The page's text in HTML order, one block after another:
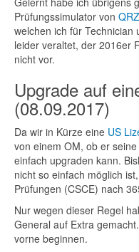
Prüfungssimulator von
welchen ich für
leider veraltet, der 2016er
nicht vor.
Upgrade auf
(08.09.2017)
Da wir in Kürze eine US
von einem OM, ob er
einfach upgraden kann.
nicht so einfach möglich
Prüfungen (CSCE) nach
Nur wegen dieser Regel
General auf Extra
vorne beginnen.